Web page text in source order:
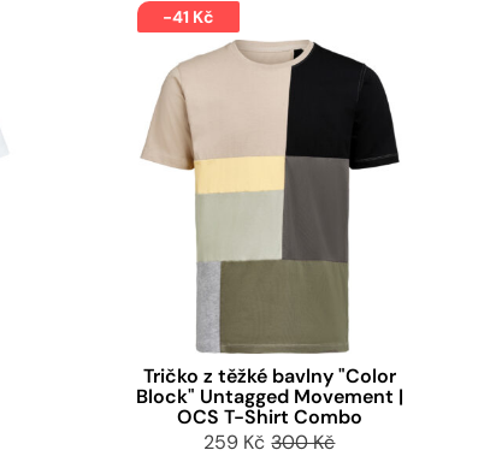
-41 Kč
Tričko z těžké bavlny "Color
Block" Untagged Movement |
OCS T-Shirt Combo
259 Kč 300 Kč